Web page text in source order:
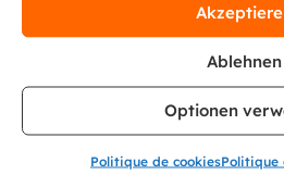
Ablehnen
Optionen
Politique de cookiesPolitique
UNSERE
Outsourcen des